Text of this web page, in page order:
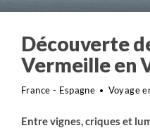
Découverte
Vermeille en
France - Espagne Voyage
Entre vignes, criques et